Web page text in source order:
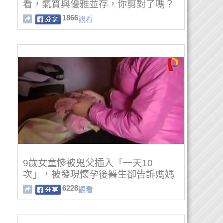
看，氣質與優雅並存，你剪對了嗎？
1866觀看
9歲女童慘被鬼父插入「一天10
次」，被發現懷孕後醫生卻告訴媽媽
不可能墮胎…
6228觀看